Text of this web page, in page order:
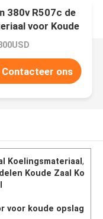
380v R507c de
voor Koude
Contacteer ons
Koelingsmateriaal,
Koude Zaal Ko
voor koude opslag